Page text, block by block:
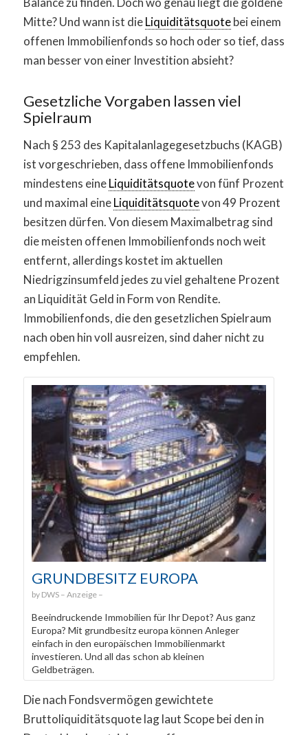
Mitte? Und wann ist dieLiquiditätsquotebei einem
offenen Immobilienfonds so hoch oder so tief, dass
man besser von einer Investition absieht?
Gesetzliche Vorgaben lassen viel
Spielraum
Nach § 253 des Kapitalanlagegesetzbuchs (KAGB)
ist vorgeschrieben, dass offene Immobilienfonds
mindestens eineLiquiditätsquotevon fünf Prozent
und maximal eineLiquiditätsquotevon 49 Prozent
besitzen dürfen. Von diesem Maximalbetrag sind
die meisten offenen Immobilienfonds noch weit
entfernt, allerdings kostet im aktuellen
Niedrigzinsumfeld jedes zu viel gehaltene Prozent
an Liquidität Geld in Form von Rendite.
Immobilienfonds, die den gesetzlichen Spielraum
nach oben hin voll ausreizen, sind daher nicht zu
empfehlen.
GRUNDBESITZ EUROPA
DWS
Beeindruckende Immobilien für Ihr Depot? Aus ganz
Europa? Mit grundbesitz europa können Anleger
einfach in den europäischen Immobilienmarkt
investieren. Und all das schon ab kleinen
Geldbeträgen.
Die nach Fondsvermögen gewichtete
Bruttoliquiditätsquote lag laut Scope bei den in